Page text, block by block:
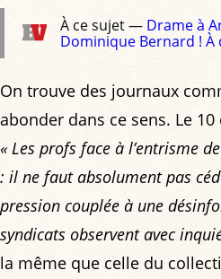
À ce sujet — Drame à
Dominique Bernard ! À
On trouve des journaux
abonder dans ce sens. Le
« Les profs face à l’entrisme
: il ne faut absolument pas
pression couplée à une
syndicats observent avec
la même que celle du